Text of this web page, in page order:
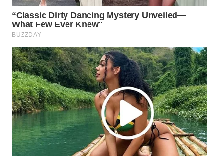
WAHANA
NEWS
WAHANA
TANI
WAHANA
ADVOKAT
WAHANA
INFRASTRUKTUR